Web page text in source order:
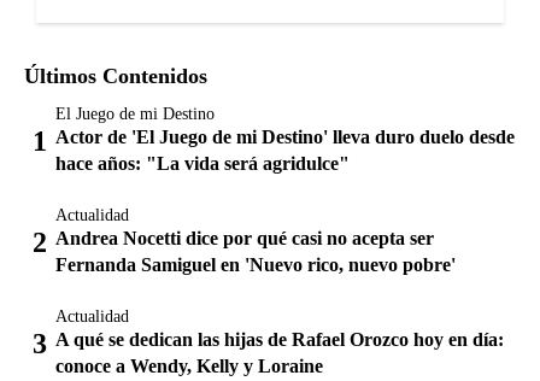
Últimos Contenidos
El Juego de mi Destino
Actor de 'El Juego de mi Destino' lleva duro duelo desde
hace años: "La vida será agridulce"
Actualidad
Andrea Nocetti dice por qué casi no acepta ser
Fernanda Samiguel en 'Nuevo rico, nuevo pobre'
Actualidad
A qué se dedican las hijas de Rafael Orozco hoy en día:
conoce a Wendy, Kelly y Loraine